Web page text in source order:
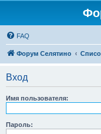
FAQ
Форум Селятино
Вход
Имя пользователя:
Пароль: